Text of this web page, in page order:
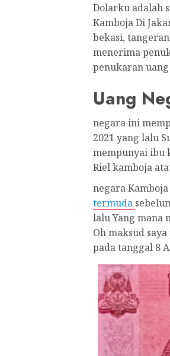
Dolarku adalah
Kamboja Di
bekasi,
menerima
penukaran
Uang
negara ini
2021 yang lalu
mempunyai ibu
Riel kamboja
negara
termuda
lalu Yang mana
Oh maksud
pada tanggal 8